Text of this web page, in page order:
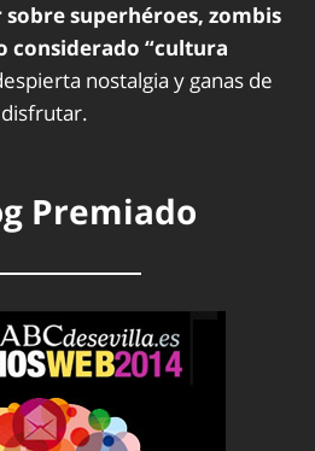
superhéroes, zombis
considerado “cultura
nostalgia y ganas de
disfrutar.
Premiado